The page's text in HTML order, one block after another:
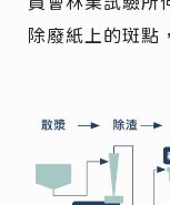
除廢紙上的斑點